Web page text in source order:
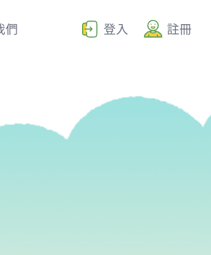
們 登入 註冊